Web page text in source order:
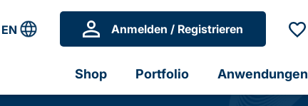
EN Anmelden / Registrieren
Shop Portfolio Anwendungen